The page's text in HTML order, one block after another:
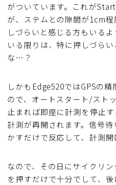
がついています。これが
が、ステムとの隙間が1cm
しづらいと感じる方もいる
いる限りは、特に押しづら
な…？
しかもEdge520ではGPSの
ので、オートスタート/スト
止まれば即座に計測を停止
計測が再開されます。信号
かすだけで反応して、計測開
なので、その日にサイクリ
を押すだけで十分でして、